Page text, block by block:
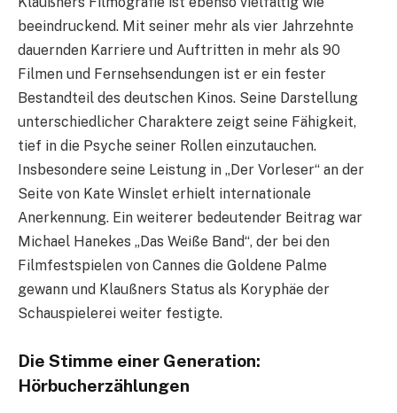
beeindruckend. Mit seiner mehr als vier Jahrzehnte
dauernden Karriere und Auftritten in mehr als 90
Filmen und Fernsehsendungen ist er ein fester
Bestandteil des deutschen Kinos. Seine Darstellung
unterschiedlicher Charaktere zeigt seine Fähigkeit,
tief in die Psyche seiner Rollen einzutauchen.
Insbesondere seine Leistung in „Der Vorleser“ an der
Seite von Kate Winslet erhielt internationale
Anerkennung. Ein weiterer bedeutender Beitrag war
Michael Hanekes „Das Weiße Band“, der bei den
Filmfestspielen von Cannes die Goldene Palme
gewann und Klaußners Status als Koryphäe der
Schauspielerei weiter festigte.
Die Stimme einer Generation:
Hörbucherzählungen